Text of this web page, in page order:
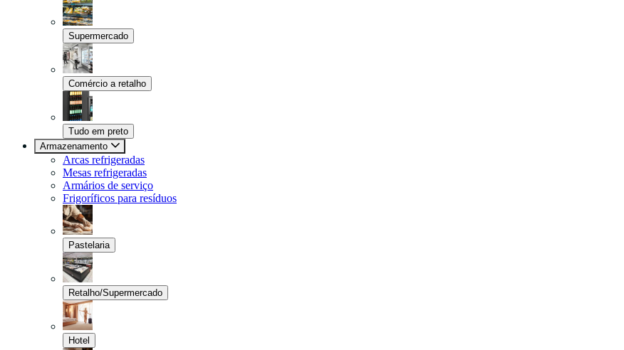
Supermercado
Comércio a retalho
Tudo em preto
Armazenamento
Arcas refrigeradas
Mesas refrigeradas
Armários de serviço
Frigoríficos para resíduos
Pastelaria
Retalho/Supermercado
Hotel